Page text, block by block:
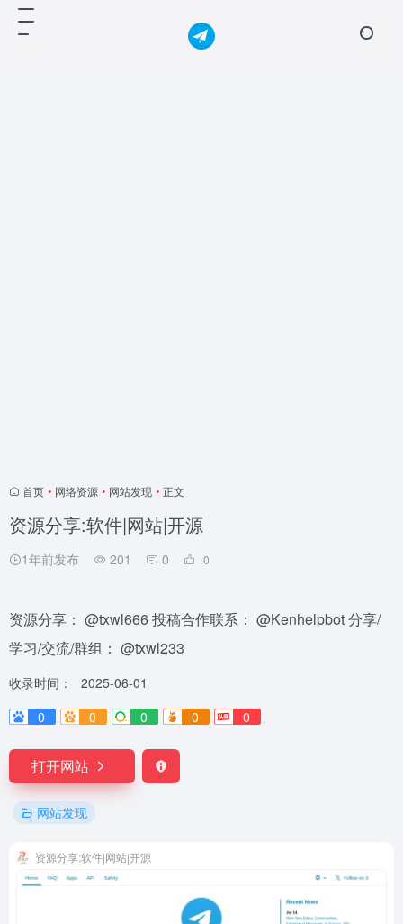
首页 • 网络资源 • 网站发现 • 正文
资源分享:软件|网站|开源
1年前发布 201 0 0
资源分享： @txwl666 投稿合作联系： @Kenhelpbot 分享/
学习/交流/群组： @txwl233
收录时间：
2025-06-01
0
0 0 0 0
打开网站
网站发现
资源分享:软件|网站|开源